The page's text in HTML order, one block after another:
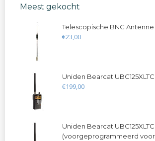
Meest gekocht
Telescopische BNC Antenne
€23,00
Uniden Bearcat UBC125XLTC
€199,00
Uniden Bearcat UBC125XLTC
(voorgeprogrammeerd